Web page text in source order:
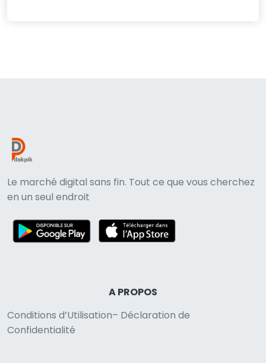
Le marché digital sans fin. Tout ce que vous cherchez
en un seul endroit
A PROPOS
Conditions d’Utilisation– Déclaration de
Confidentialité